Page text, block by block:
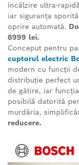
încălzire ultra-
iar siguranța
oprire automată.
8999 lei.
Conceput pentru
cuptorul electric
modern cu funcții
distribuție perfect
de gătire, iar
posibilă datorită
murdăria,
reducere.